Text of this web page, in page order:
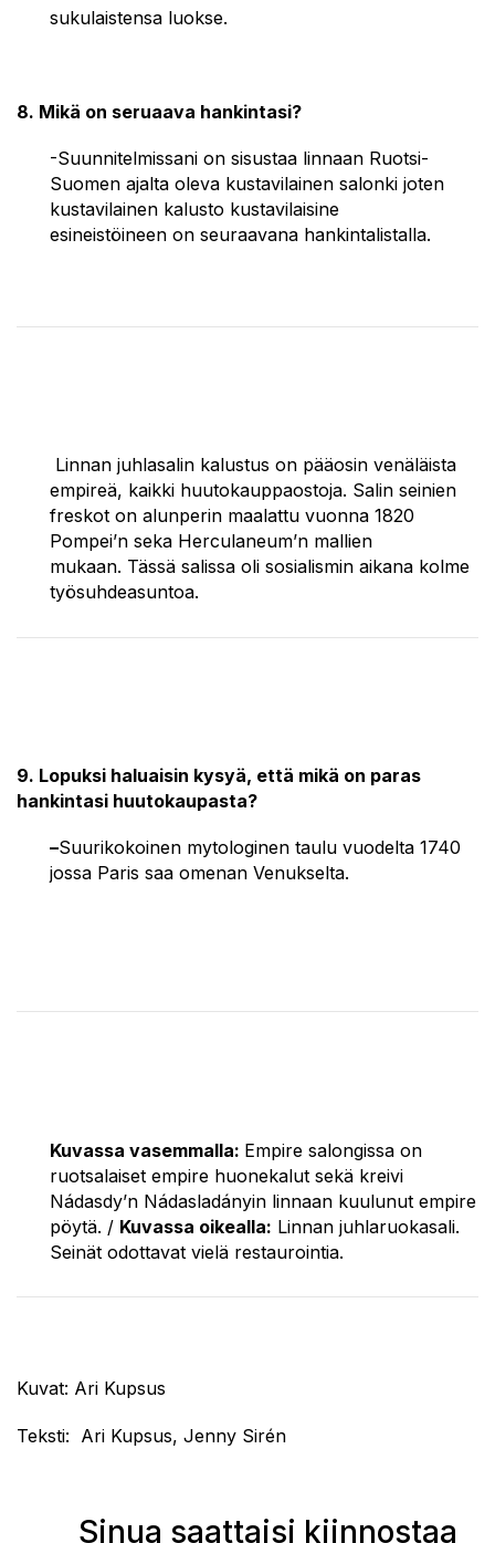
sukulaistensa luokse.
8. Mikä on seruaava hankintasi?
-Suunnitelmissani on sisustaa linnaan Ruotsi-
Suomen ajalta oleva kustavilainen salonki joten
kustavilainen kalusto kustavilaisine
esineistöineen on seuraavana hankintalistalla.
Linnan juhlasalin kalustus on pääosin venäläista
empireä, kaikki huutokauppaostoja. Salin seinien
freskot on alunperin maalattu vuonna 1820
Pompei’n seka Herculaneum’n mallien
mukaan. Tässä salissa oli sosialismin aikana kolme
työsuhdeasuntoa.
9. Lopuksi haluaisin kysyä, että mikä on paras
hankintasi huutokaupasta?
–Suurikokoinen mytologinen taulu vuodelta 1740
jossa Paris saa omenan Venukselta.
Kuvassa vasemmalla: Empire salongissa on
ruotsalaiset empire huonekalut sekä kreivi
Nádasdy’n Nádasladányin linnaan kuulunut empire
pöytä. / Kuvassa oikealla: Linnan juhlaruokasali.
Seinät odottavat vielä restaurointia.
Kuvat: Ari Kupsus
Teksti: Ari Kupsus, Jenny Sirén
Sinua saattaisi kiinnostaa